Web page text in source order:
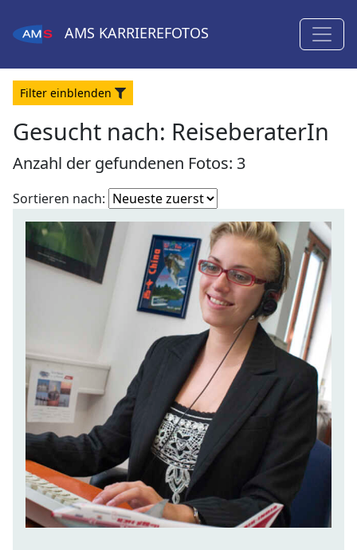
AMS KARRIEREFOTOS
Filter einblenden
Gesucht nach: ReiseberaterIn
Anzahl der gefundenen Fotos: 3
Sortieren nach: